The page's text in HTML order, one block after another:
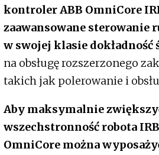
kontroler ABB OmniCore
zaawansowane sterowanie
w swojej klasie dokładność
na obsługę rozszerzonego
takich jak polerowanie i
Aby maksymalnie
wszechstronność robota
OmniCore można